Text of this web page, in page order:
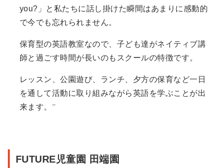
you?」と私たちに話し掛けた瞬間はあまりに感動的
で今でも忘れられません。
保育型の英語教室なので、子ども達がネイティブ講
師と過ごす時間が長いのもスクールの特徴です。
レッスン、公園遊び、ランチ、夕方の保育など一日
を通して活動に取り組みながら英語を学ぶことが出
来ます。
FUTURE児童園 田端園